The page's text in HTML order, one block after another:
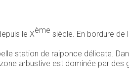
le Xème siècle. En bordure de
station de raiponce délicate.
arbustive est dominée par des